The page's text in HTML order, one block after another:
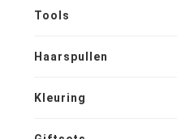
Tools
Haarspullen
Kleuring